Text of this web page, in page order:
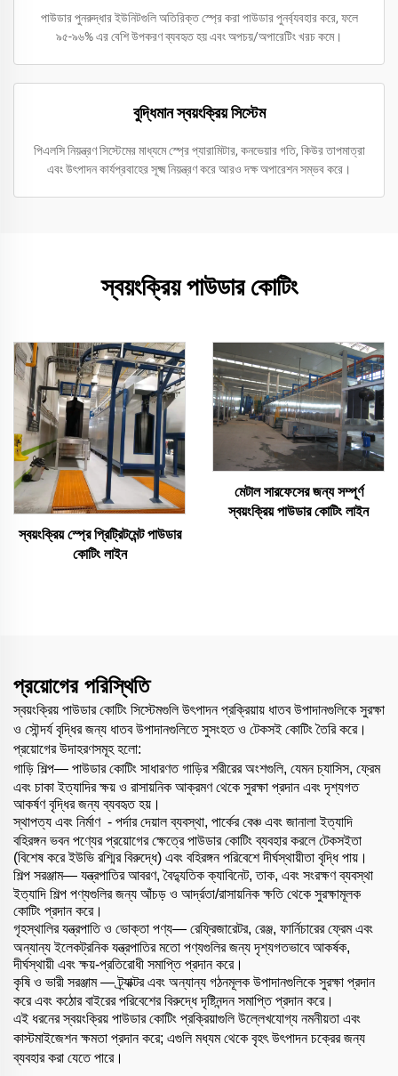
পাউডার পুনরুদ্ধার ইউনিটগুলি অতিরিক্ত স্প্রে করা পাউডার পুনর্ব্যবহার করে, ফলে
৯৫-৯৬% এর বেশি উপকরণ ব্যবহৃত হয় এবং অপচয়/অপারেটিং খরচ কমে।
বুদ্ধিমান স্বয়ংক্রিয় সিস্টেম
পিএলসি নিয়ন্ত্রণ সিস্টেমের মাধ্যমে স্প্রে প্যারামিটার, কনভেয়ার গতি, কিউর তাপমাত্রা
এবং উৎপাদন কার্যপ্রবাহের সূক্ষ্ম নিয়ন্ত্রণ করে আরও দক্ষ অপারেশন সম্ভব করে।
স্বয়ংক্রিয় পাউডার কোটিং
স্বয়ংক্রিয় স্প্রে প্রিট্রিটমেন্ট পাউডার
কোটিং লাইন
মেটাল সারফেসের জন্য সম্পূর্ণ
স্বয়ংক্রিয় পাউডার কোটিং লাইন
প্রয়োগের পরিস্থিতি
স্বয়ংক্রিয় পাউডার কোটিং সিস্টেমগুলি উৎপাদন প্রক্রিয়ায় ধাতব উপাদানগুলিকে সুরক্ষা
ও সৌন্দর্য বৃদ্ধির জন্য ধাতব উপাদানগুলিতে সুসংহত ও টেকসই কোটিং তৈরি করে।
প্রয়োগের উদাহরণসমূহ হলো:
গাড়ি শিল্প— পাউডার কোটিং সাধারণত গাড়ির শরীরের অংশগুলি, যেমন চ্যাসিস, ফ্রেম
এবং চাকা ইত্যাদির ক্ষয় ও রাসায়নিক আক্রমণ থেকে সুরক্ষা প্রদান এবং দৃশ্যগত
আকর্ষণ বৃদ্ধির জন্য ব্যবহৃত হয়।
স্থাপত্য এবং নির্মাণ - পর্দার দেয়াল ব্যবস্থা, পার্কের বেঞ্চ এবং জানালা ইত্যাদি
বহিরঙ্গন ভবন পণ্যের প্রয়োগের ক্ষেত্রে পাউডার কোটিং ব্যবহার করলে টেকসইতা
(বিশেষ করে ইউভি রশ্মির বিরুদ্ধে) এবং বহিরঙ্গন পরিবেশে দীর্ঘস্থায়ীতা বৃদ্ধি পায়।
শিল্প সরঞ্জাম— যন্ত্রপাতির আবরণ, বৈদ্যুতিক ক্যাবিনেট, তাক, এবং সংরক্ষণ ব্যবস্থা
ইত্যাদি শিল্প পণ্যগুলির জন্য আঁচড় ও আর্দ্রতা/রাসায়নিক ক্ষতি থেকে সুরক্ষামূলক
কোটিং প্রদান করে।
গৃহস্থালির যন্ত্রপাতি ও ভোক্তা পণ্য— রেফ্রিজারেটর, রেঞ্জ, ফার্নিচারের ফ্রেম এবং
অন্যান্য ইলেকট্রনিক যন্ত্রপাতির মতো পণ্যগুলির জন্য দৃশ্যগতভাবে আকর্ষক,
দীর্ঘস্থায়ী এবং ক্ষয়-প্রতিরোধী সমাপ্তি প্রদান করে।
কৃষি ও ভারী সরঞ্জাম — ট্র্যাক্টর এবং অন্যান্য গঠনমূলক উপাদানগুলিকে সুরক্ষা প্রদান
করে এবং কঠোর বাইরের পরিবেশের বিরুদ্ধে দৃষ্টিনন্দন সমাপ্তি প্রদান করে।
এই ধরনের স্বয়ংক্রিয় পাউডার কোটিং প্রক্রিয়াগুলি উল্লেখযোগ্য নমনীয়তা এবং
কাস্টমাইজেশন ক্ষমতা প্রদান করে; এগুলি মধ্যম থেকে বৃহৎ উৎপাদন চক্রের জন্য
ব্যবহার করা যেতে পারে।